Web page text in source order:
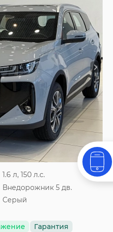
1.6 л, 150 л.с.
Внедорожник 5 дв.
Серый
Гарантия